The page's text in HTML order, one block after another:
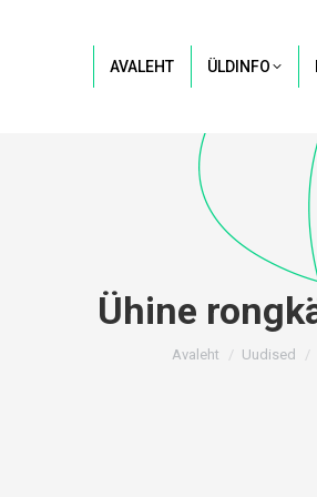
AVALEHT ÜLDINFO
Ühine
You are here:
Avaleht Uudised